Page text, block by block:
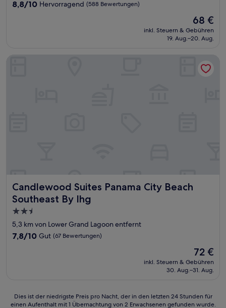
8.8
8,8/10 Hervorragend (588 Bewertungen)
Der
Preis
beträgt
68 €
inkl. Steuern & Gebühren
19. Aug.–20. Aug.
Candlewood Suites Panama City Beach
Southeast By Ihg
Candlewood Suites Panama City Beach Southeast By Ihg
2.5-
Sterne-
Unterkunft
5,3 km von Lower Grand Lagoon entfernt
7.8
7,8/10 Gut (67 Bewertungen)
Der
Preis
beträgt
72 €
inkl. Steuern & Gebühren
30. Aug.–31. Aug.
Candlewood Suites Panama City Beach Southeast By Ihg
Dies
ist
Dies ist der niedrigste Preis pro Nacht, der in den letzten 24 Stunden für
einen Aufenthalt mit 1 Übernachtung von 2 Erwachsenen gefunden wurde.